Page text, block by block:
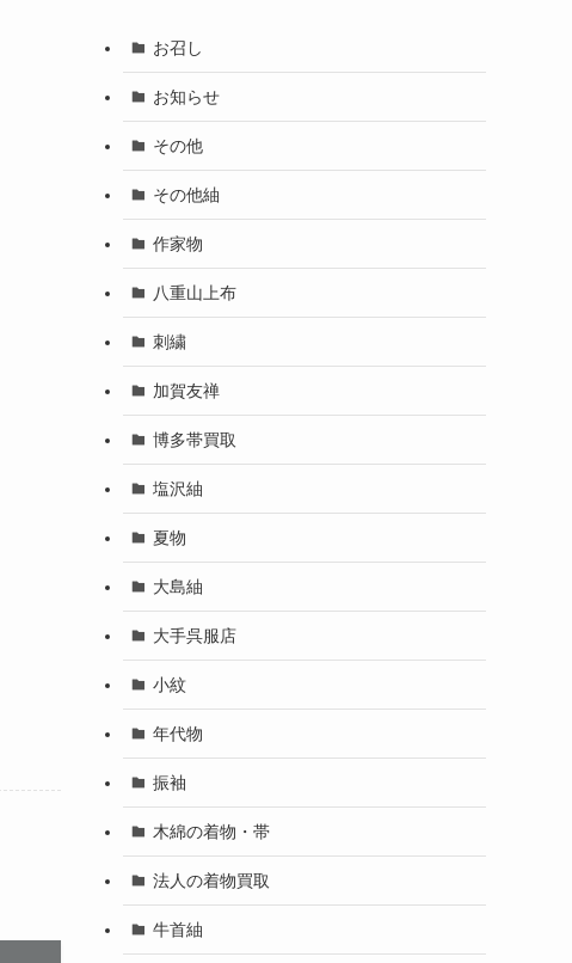
お召し
お知らせ
その他
その他紬
作家物
八重山上布
刺繍
加賀友禅
博多帯買取
塩沢紬
夏物
大島紬
大手呉服店
小紋
年代物
振袖
木綿の着物・帯
法人の着物買取
牛首紬